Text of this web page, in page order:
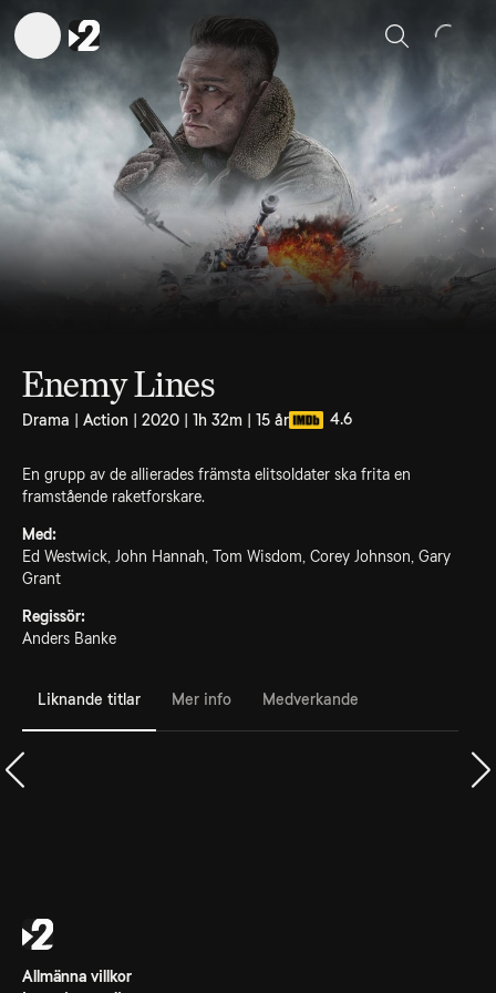
Sök
Enemy Lines
Drama | Action | 2020 | 1h 32m | 15 år 4.6
En grupp av de allierades främsta elitsoldater ska frita en
framstående raketforskare.
Med:
Ed Westwick, John Hannah, Tom Wisdom, Corey Johnson, Gary
Grant
Regissör:
Anders Banke
Liknande titlar Mer info Medverkande
Allmänna villkor